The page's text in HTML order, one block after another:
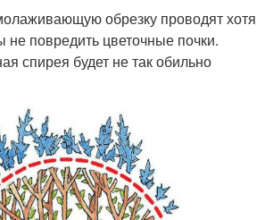
обрезку проводят хотя
не повредить цветочные почки.
спирея будет не так обильно